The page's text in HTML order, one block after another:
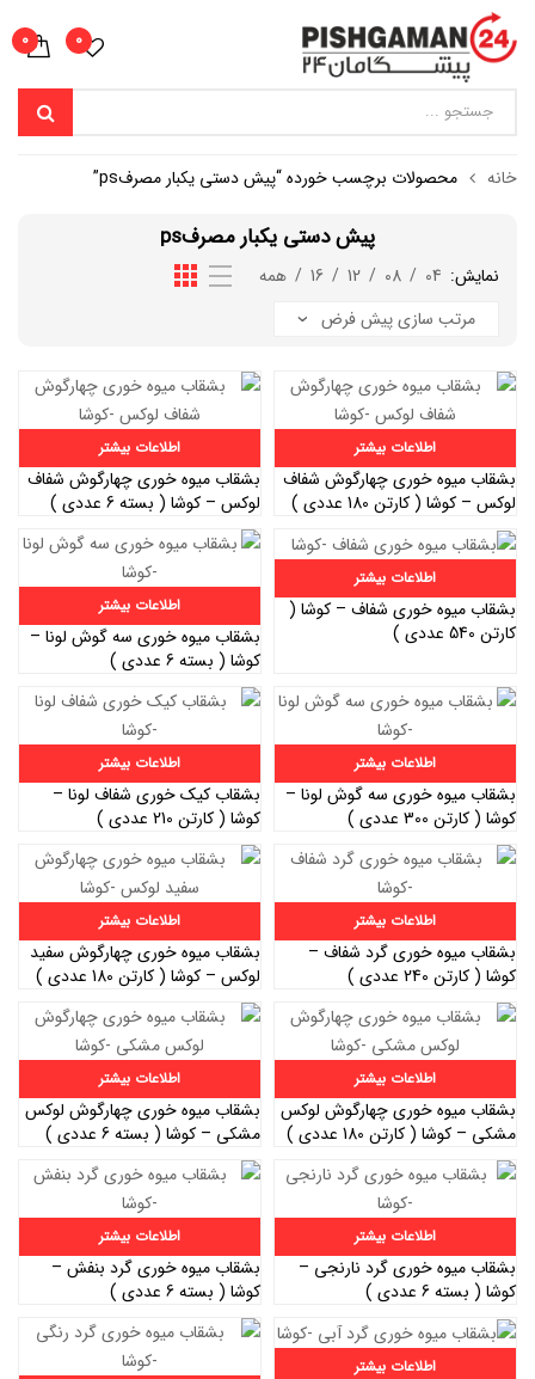
0
0
خانه محصولات برچسب خورده “پیش دستی یکبار مصرفps”
پیش دستی یکبار مصرفps
نمایش: 04
/
08
/
12
/
16
/ همه
اطلاعات بیشتر
بشقاب میوه خوری چهارگوش شفاف
لوکس – کوشا ( کارتن 180 عددی )
اطلاعات بیشتر
بشقاب میوه خوری چهارگوش شفاف
لوکس – کوشا ( بسته 6 عددی )
اطلاعات بیشتر
بشقاب میوه خوری شفاف – کوشا (
کارتن 540 عددی )
اطلاعات بیشتر
بشقاب میوه خوری سه گوش لونا –
کوشا ( بسته 6 عددی )
اطلاعات بیشتر
بشقاب میوه خوری سه گوش لونا –
کوشا ( کارتن 300 عددی )
اطلاعات بیشتر
بشقاب کیک خوری شفاف لونا –
کوشا ( کارتن 210 عددی )
اطلاعات بیشتر
بشقاب میوه خوری گرد شفاف –
کوشا ( کارتن 240 عددی )
اطلاعات بیشتر
بشقاب میوه خوری چهارگوش سفید
لوکس – کوشا ( کارتن 180 عددی )
اطلاعات بیشتر
بشقاب میوه خوری چهارگوش لوکس
مشکی – کوشا ( کارتن 180 عددی )
اطلاعات بیشتر
بشقاب میوه خوری چهارگوش لوکس
مشکی – کوشا ( بسته 6 عددی )
اطلاعات بیشتر
بشقاب میوه خوری گرد نارنجی –
کوشا ( بسته 6 عددی )
اطلاعات بیشتر
بشقاب میوه خوری گرد بنفش –
کوشا ( بسته 6 عددی )
اطلاعات بیشتر